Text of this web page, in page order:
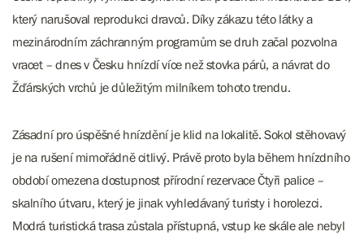
který narušoval reprodukci dravců. Díky zákazu této látky a
mezinárodním záchranným programům se druh začal pozvolna
vracet – dnes v Česku hnízdí více než stovka párů, a návrat do
Žďárských vrchů je důležitým milníkem tohoto trendu.
Zásadní pro úspěšné hnízdění je klid na lokalitě. Sokol stěhovavý
je na rušení mimořádně citlivý. Právě proto byla během hnízdního
období omezena dostupnost přírodní rezervace Čtyři palice –
skalního útvaru, který je jinak vyhledávaný turisty i horolezci.
Modrá turistická trasa zůstala přístupná, vstup ke skále ale nebyl